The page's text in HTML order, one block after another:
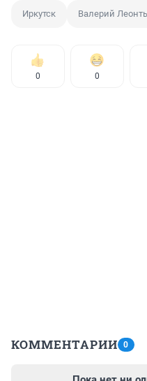
Иркутск Валерий
0 0
КОММЕНТАРИИ 0